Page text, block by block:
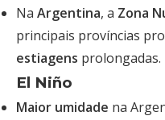
Na Argentina, a Zona
principais províncias
estiagens prolongadas.
El Niño
Maior umidade na